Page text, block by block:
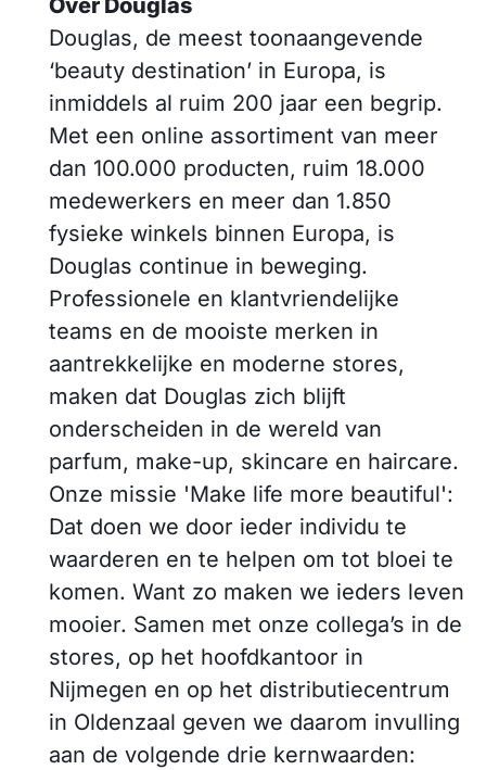
Over Douglas
Douglas, de meest toonaangevende
‘beauty destination’ in Europa, is
inmiddels al ruim 200 jaar een begrip.
Met een online assortiment van meer
dan 100.000 producten, ruim 18.000
medewerkers en meer dan 1.850
fysieke winkels binnen Europa, is
Douglas continue in beweging.
Professionele en klantvriendelijke
teams en de mooiste merken in
aantrekkelijke en moderne stores,
maken dat Douglas zich blijft
onderscheiden in de wereld van
parfum, make-up, skincare en haircare.
Onze missie 'Make life more beautiful':
Dat doen we door ieder individu te
waarderen en te helpen om tot bloei te
komen. Want zo maken we ieders leven
mooier. Samen met onze collega’s in de
stores, op het hoofdkantoor in
Nijmegen en op het distributiecentrum
in Oldenzaal geven we daarom invulling
aan de volgende drie kernwaarden: